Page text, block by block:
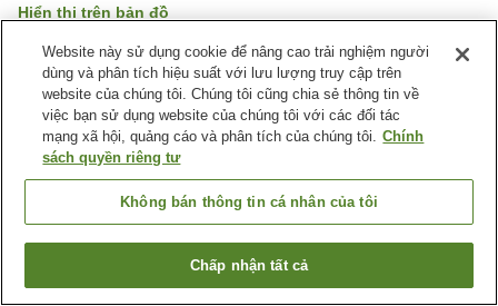
Hiển thị trên bản đồ
Rất tốt Đánh giá:224 lượt
Tiện nghi chỗ nghỉ
Dịch Vụ Giặt Ủi Máy bán hàng tự động
Nhật Bản Thành phố Tokyo
Thành phố Chofu
Urban Hotel Twins Chofu
Tìm phòng trống
Website này sử dụng cookie để nâng cao trải nghiệm người
dùng và phân tích hiệu suất với lưu lượng truy cập trên
website của chúng tôi. Chúng tôi cũng chia sẻ thông tin về
việc bạn sử dụng website của chúng tôi với các đối tác
mạng xã hội, quảng cáo và phân tích của chúng tôi. Chính
sách quyền riêng tư
Không bán thông tin cá nhân của tôi
Chấp nhận tất cả